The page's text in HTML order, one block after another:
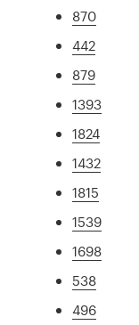
870
442
879
1393
1824
1432
1815
1539
1698
538
496